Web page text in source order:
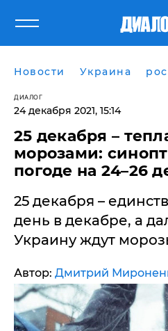
Новости Украина
ДИАЛОГ
24 декабря 2021, 15:14
​25 декабря –
морозами:
погоде на 24–26
25 декабря –
день в декабре, а
Украину ждут
Автор: Дмитрий